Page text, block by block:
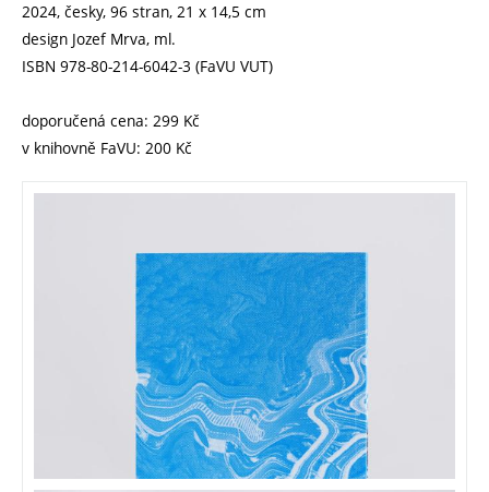
2024, česky, 96 stran, 21 x 14,5 cm
design Jozef Mrva, ml.
ISBN 978-80-214-6042-3 (FaVU VUT)
doporučená cena: 299 Kč
v knihovně FaVU: 200 Kč